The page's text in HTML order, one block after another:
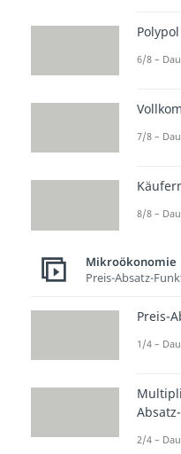
Polypol
6/8 –
7/8 –
8/8 –
Mikroökonomie
Preis-Absatz-
Preis-
1/4 –
2/4 –